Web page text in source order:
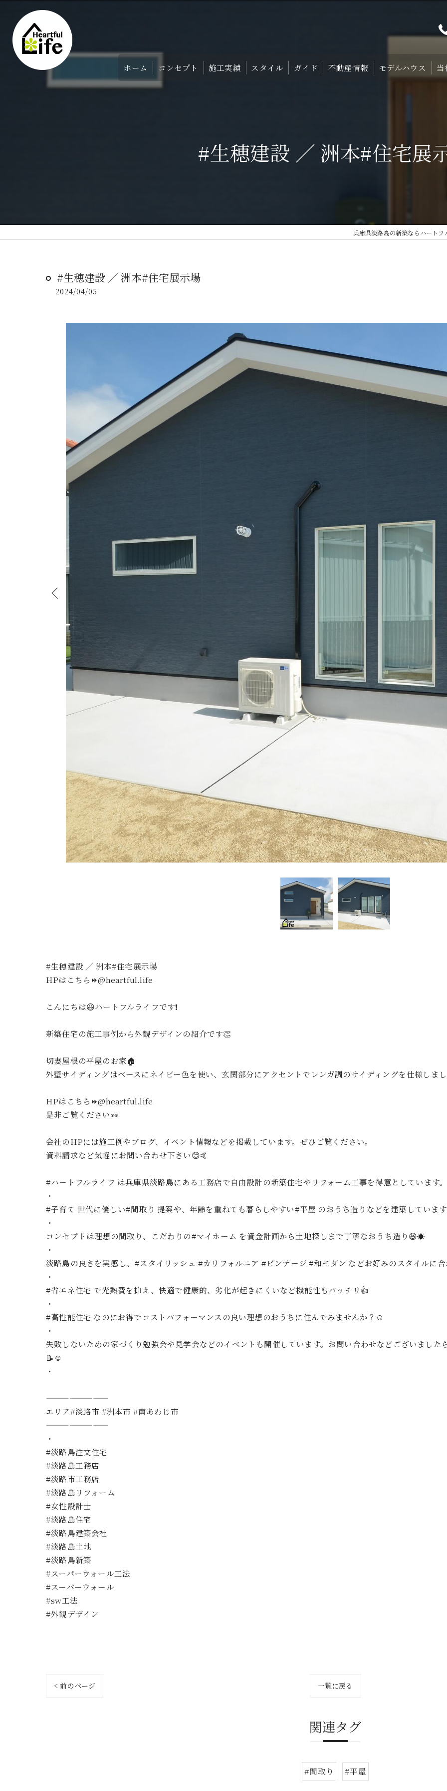
ホーム コンセプト 施工実績 スタイル
HOMA-STYLE
ガイド
住まいの標準装備
不動産情報 モデルハウス
ご予約
当
#生穂建設 ／ 洲本#住宅展
兵庫県淡路島の新築ならハートフ
#生穂建設 ／ 洲本#住宅展示場
2024/04/05
#生穂建設 ／ 洲本#住宅展示場
HPはこちら⏩@heartful.life
こんにちは😃ハートフルライフです❗️
新築住宅の施工事例から外観デザインの紹介です👏
切妻屋根の平屋のお家🏠
外壁サイディングはベースにネイビー色を使い、玄関部分にアクセントでレンガ調のサイディングを仕様しま
HPはこちら⏩@heartful.life
是非ご覧ください👀
会社のHPには施工例やブログ、イベント情報などを掲載しています。ぜひご覧ください。
資料請求など気軽にお問い合わせ下さい😊🤙
#ハートフルライフ は兵庫県淡路島にある工務店で自由設計の新築住宅やリフォーム工事を得意としています
・
#子育て 世代に優しい#間取り 提案や、年齢を重ねても暮らしやすい#平屋 のおうち造りなどを建築していま
・
コンセプトは理想の間取り、こだわりの#マイホーム を資金計画から土地探しまで丁寧なおうち造り😆☀️
・
淡路島の良さを実感し、#スタイリッシュ #カリフォルニア #ビンテージ #和モダン などお好みのスタイルに
・
#省エネ住宅 で光熱費を抑え、快適で健康的、劣化が起きにくいなど機能性もバッチリ👍
・
#高性能住宅 なのにお得でコストパフォーマンスの良い理想のおうちに住んでみませんか？☺️
・
失敗しないための家づくり勉強会や見学会などのイベントも開催しています。お問い合わせなどございまし
📝☺️
・
————————
エリア#淡路市 #洲本市 #南あわじ市
————————
・
#淡路島注文住宅
#淡路島工務店
#淡路市工務店
#淡路島リフォーム
#女性設計士
#淡路島住宅
#淡路島建築会社
#淡路島土地
#淡路島新築
#スーパーウォール工法
#スーパーウォール
#sw工法
#外観デザイン
< 前のページ 一覧に戻る
関連タグ
#間取り #平屋